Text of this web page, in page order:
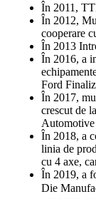
În 2011,
În 2012,
cooperare
În 2013
În 2016, a
Ford
În 2017,
crescut de
În 2018, a
linia de
cu 4 axe,
În 2019, a
Die